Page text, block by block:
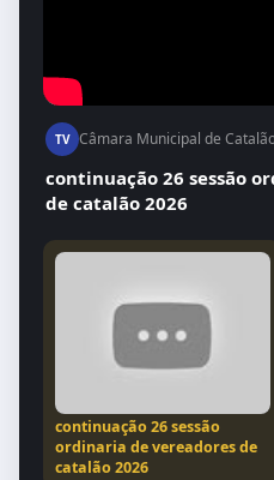
TV Câmara Municipal de
continuação 26 sessão
de catalão 2026
continuação 26 sessão
ordinaria de vereadores de
catalão 2026